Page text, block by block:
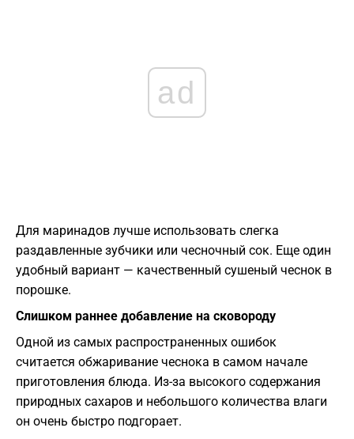
ad
Для маринадов лучше использовать слегка
раздавленные зубчики или чесночный сок. Еще один
удобный вариант — качественный сушеный чеснок в
порошке.
Слишком раннее добавление на сковороду
Одной из самых распространенных ошибок
считается обжаривание чеснока в самом начале
приготовления блюда. Из-за высокого содержания
природных сахаров и небольшого количества влаги
он очень быстро подгорает.